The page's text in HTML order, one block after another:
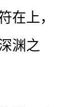
在上，
渊之